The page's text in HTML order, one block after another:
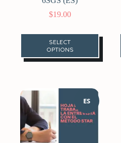
$19.00
SELECT
OPTIONS
ES